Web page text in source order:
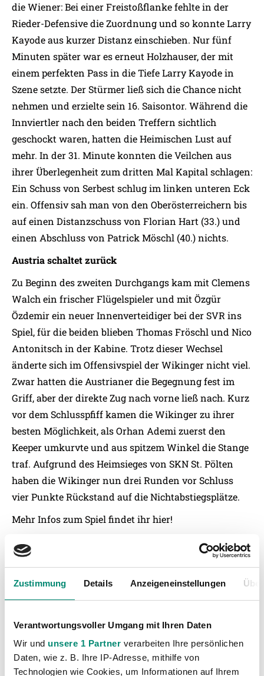
Zustimmung Details Anzeigeneinstellungen
Verantwortungsvoller Umgang mit Ihren Daten
Wir und unsere 1 Partner verarbeiten Ihre persönlichen
Daten, wie z. B. Ihre IP-Adresse, mithilfe von
Technologien wie Cookies, um Informationen auf Ihrem
die Wiener: Bei einer Freistoßflanke fehlte in der
Rieder-Defensive die Zuordnung und so konnte Larry
Kayode aus kurzer Distanz einschieben. Nur fünf
Minuten später war es erneut Holzhauser, der mit
einem perfekten Pass in die Tiefe Larry Kayode in
Szene setzte. Der Stürmer ließ sich die Chance nicht
nehmen und erzielte sein 16. Saisontor. Während die
Innviertler nach den beiden Treffern sichtlich
geschockt waren, hatten die Heimischen Lust auf
mehr. In der 31. Minute konnten die Veilchen aus
ihrer Überlegenheit zum dritten Mal Kapital schlagen:
Ein Schuss von Serbest schlug im linken unteren Eck
ein. Offensiv sah man von den Oberösterreichern bis
auf einen Distanzschuss von Florian Hart (33.) und
einen Abschluss von Patrick Möschl (40.) nichts.
Austria schaltet zurück
Zu Beginn des zweiten Durchgangs kam mit Clemens
Walch ein frischer Flügelspieler und mit Özgür
Özdemir ein neuer Innenverteidiger bei der SVR ins
Spiel, für die beiden blieben Thomas Fröschl und Nico
Antonitsch in der Kabine. Trotz dieser Wechsel
änderte sich im Offensivspiel der Wikinger nicht viel.
Zwar hatten die Austrianer die Begegnung fest im
Griff, aber der direkte Zug nach vorne ließ nach. Kurz
vor dem Schlusspfiff kamen die Wikinger zu ihrer
besten Möglichkeit, als Orhan Ademi zuerst den
Keeper umkurvte und aus spitzem Winkel die Stange
traf. Aufgrund des Heimsieges von SKN St. Pölten
haben die Wikinger nun drei Runden vor Schluss
vier Punkte Rückstand auf die Nichtabstiegsplätze.
Mehr Infos zum Spiel findet ihrhier!